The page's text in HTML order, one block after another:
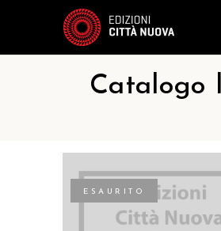
Catalogo
ESAURITO